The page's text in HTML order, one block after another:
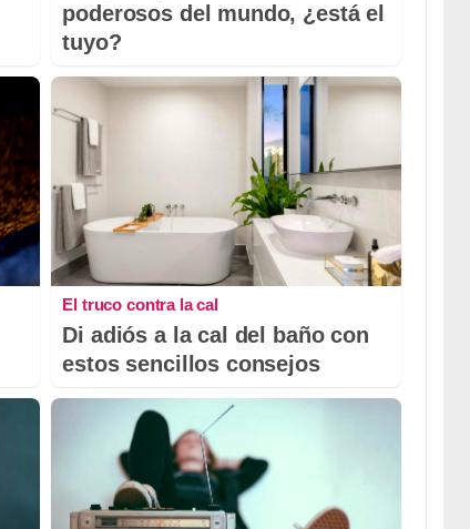
poderosos del mundo, ¿está el
tuyo?
El truco contra la cal
Di adiós a la cal del baño con
estos sencillos consejos